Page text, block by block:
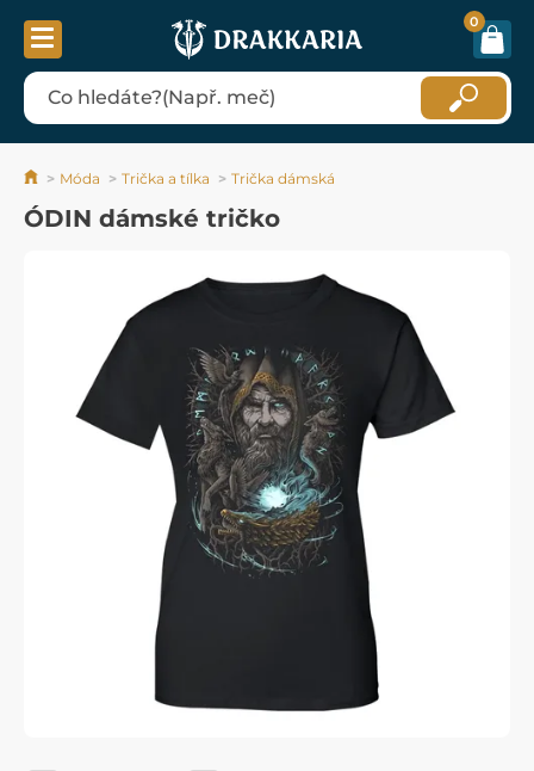
0
Móda Trička a tílka Trička dámská
ÓDIN dámské tričko